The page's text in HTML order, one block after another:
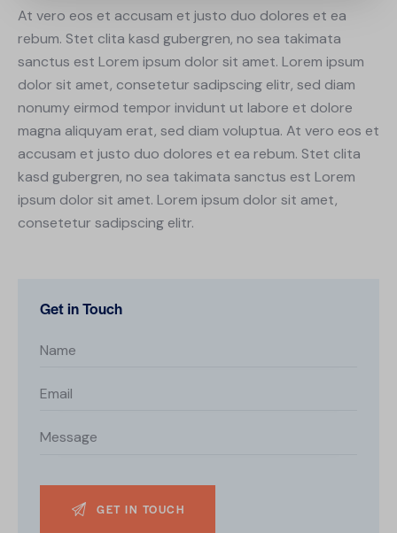
At vero eos et accusam et justo duo dolores et ea
rebum. Stet clita kasd gubergren, no sea takimata
sanctus est Lorem ipsum dolor sit amet. Lorem ipsum
dolor sit amet, consetetur sadipscing elitr, sed diam
nonumy eirmod tempor invidunt ut labore et dolore
magna aliquyam erat, sed diam voluptua. At vero eos et
accusam et justo duo dolores et ea rebum. Stet clita
kasd gubergren, no sea takimata sanctus est Lorem
ipsum dolor sit amet. Lorem ipsum dolor sit amet,
consetetur sadipscing elitr.
Get in Touch